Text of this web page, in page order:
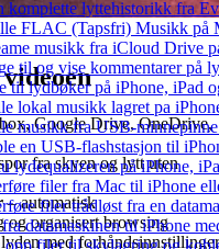
komplette lyttehistorikk fra
FLAC (Tapsfri) Musikk på
musikk fra iCloud Drive
til og vise kommentarer på
til lydbøker på iPhone, iPad
lokal musikk lagret pa
musikk fra USB-
en USB-flashstasjon til
lydequalizeren på iPhone,
filer fra Mac til iPhone
filer trådløst fra en
datamaskinen til iPhone
opp filer til skylagring og
Google Drive, OneDrive,
fra skyen og lytt uten
– automatisk
og organisert browsing
med forhåndsinnstillinger